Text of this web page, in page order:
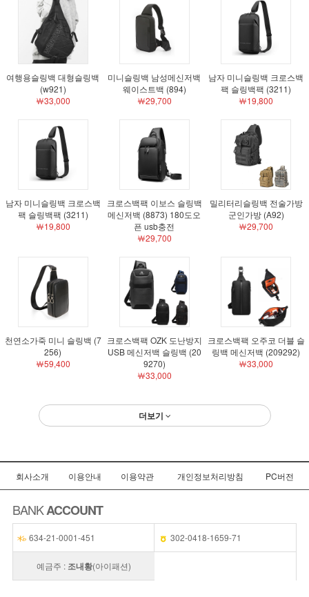
여행용슬링백 대형슬링백
(w921)
￦33,000
미니슬링백 남성메신저백
웨이스트백 (894)
￦29,700
남자 미니슬링백 크로스백
팩 슬링백팩 (3211)
￦19,800
남자 미니슬링백 크로스백
팩 슬링백팩 (3211)
￦19,800
크로스백팩 이보스 슬링백
메신저백 (8873) 180도오
픈 usb충전
￦29,700
밀리터리슬링백 전술가방
군인가방 (A92)
￦29,700
천연소가죽 미니 슬링백 (7
256)
￦59,400
크로스백팩 OZK 도난방지
USB 메신저백 슬링백 (20
9270)
￦33,000
크로스백팩 오주코 더블 슬
링백 메신저백 (209292)
￦33,000
더보기
회사소개 이용안내 이용약관 개인정보처리방침 PC버전
BANKACCOUNT
634-21-0001-451 302-0418-1659-71
예금주 : 조내황(아이패션)